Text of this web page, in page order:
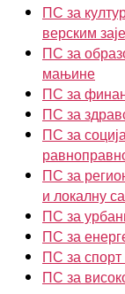
ПС за
верским
ПС за
мањине
ПС за
ПС за
ПС за
ПС за
и локалну
ПС за
ПС за
ПС за
ПС за